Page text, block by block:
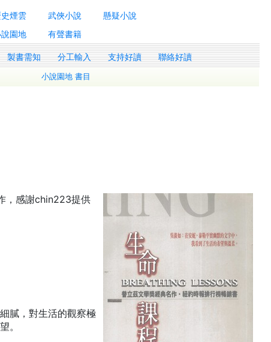
史煙雲 武俠小說
懸疑小說
園地 有聲書籍
製書需知 分工輸入 支持好讀 聯絡好讀
小說園地 書目
，感謝chin223提供
膩，對生活的觀察極
。